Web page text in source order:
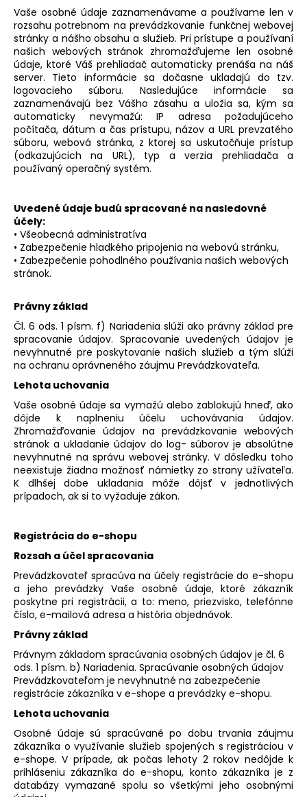
Vaše osobné údaje zaznamenávame a používame len v
rozsahu potrebnom na prevádzkovanie funkčnej webovej
stránky a nášho obsahu a služieb. Pri prístupe a používaní
našich webových stránok zhromažďujeme len osobné
údaje, ktoré Váš prehliadač automaticky prenáša na náš
server. Tieto informácie sa dočasne ukladajú do tzv.
logovacieho súboru. Nasledujúce informácie sa
zaznamenávajú bez Vášho zásahu a uložia sa, kým sa
automaticky nevymažú: IP adresa požadujúceho
počítača, dátum a čas prístupu, názov a URL prevzatého
súboru, webová stránka, z ktorej sa uskutočňuje prístup
(odkazujúcich na URL), typ a verzia prehliadača a
používaný operačný systém.
Uvedené údaje budú spracované na nasledovné
účely:
• Všeobecná administratíva
• Zabezpečenie hladkého pripojenia na webovú stránku,
• Zabezpečenie pohodlného používania našich webových
stránok.
Právny základ
Čl. 6 ods. 1 písm. f) Nariadenia slúži ako právny základ pre
spracovanie údajov. Spracovanie uvedených údajov je
nevyhnutné pre poskytovanie našich služieb a tým slúži
na ochranu oprávneného záujmu Prevádzkovateľa.
Lehota uchovania
Vaše osobné údaje sa vymažú alebo zablokujú hneď, ako
dôjde k naplneniu účelu uchovávania údajov.
Zhromažďovanie údajov na prevádzkovanie webových
stránok a ukladanie údajov do log- súborov je absolútne
nevyhnutné na správu webovej stránky. V dôsledku toho
neexistuje žiadna možnosť námietky zo strany užívateľa.
K dlhšej dobe ukladania môže dôjsť v jednotlivých
prípadoch, ak si to vyžaduje zákon.
Registrácia do e-shopu
Rozsah a účel spracovania
Prevádzkovateľ spracúva na účely registrácie do e-shopu
a jeho prevádzky Vaše osobné údaje, ktoré zákazník
poskytne pri registrácii, a to: meno, priezvisko, telefónne
číslo, e-mailová adresa a história objednávok.
Právny základ
Právnym základom spracúvania osobných údajov je čl. 6
ods. 1 písm. b) Nariadenia. Spracúvanie osobných údajov
Prevádzkovateľom je nevyhnutné na zabezpečenie
registrácie zákazníka v e-shope a prevádzky e-shopu.
Lehota uchovania
Osobné údaje sú spracúvané po dobu trvania záujmu
zákazníka o využívanie služieb spojených s registráciou v
e-shope. V prípade, ak počas lehoty 2 rokov nedôjde k
prihláseniu zákazníka do e-shopu, konto zákazníka je z
databázy vymazané spolu so všetkými jeho osobnými